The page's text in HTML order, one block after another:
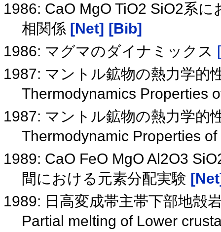
1986: CaO MgO TiO2 SiO2系
相関係 [Net] [Bib]
1986: マグマのダイナミックス
1987: マントル鉱物の熱力学的
Thermodynamics Properties
1987: マントル鉱物の熱力学的
Thermodynamic Properties
1989: CaO FeO MgO Al2O3
間における元素分配実験
1989: 日高変成帯主帯下部地殻
Partial melting of Lower